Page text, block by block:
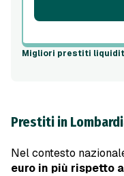
Migliori prestiti
Prestiti in
Nel contesto
euro in più rispetto